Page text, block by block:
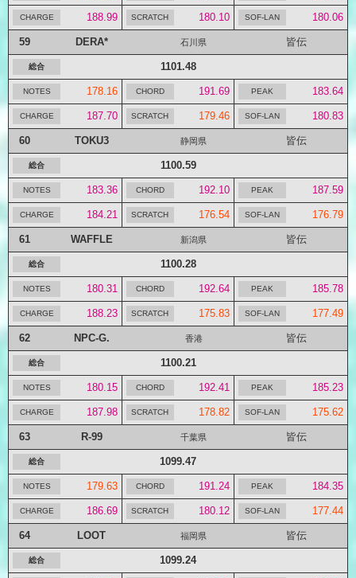
188.99 180.10 180.06
59 DERA* 石川県 皆伝
1101.48
178.16 191.69 183.64
187.70 179.46 180.83
60 TOKU3 静岡県 皆伝
1100.59
183.36 192.10 187.59
184.21 176.54 176.79
61 WAFFLE 新潟県 皆伝
1100.28
180.31 192.64 185.78
188.23 175.83 177.49
62 NPC-G. 香港 皆伝
1100.21
180.15 192.41 185.23
187.98 178.82 175.62
63 R-99 千葉県 皆伝
1099.47
179.63 191.24 184.35
186.69 180.12 177.44
64 LOOT 福岡県 皆伝
1099.24